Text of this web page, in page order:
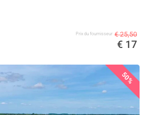
Prix ​​du fournisseur € 25,50
€ 17
50%